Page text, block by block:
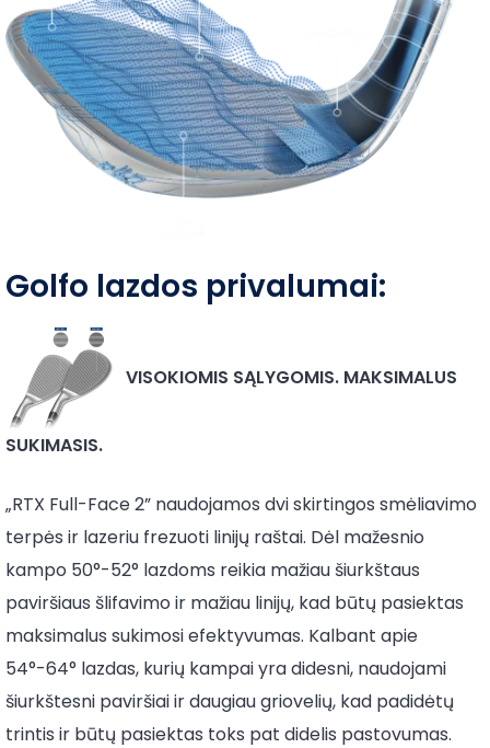
Golfo lazdos privalumai:
VISOKIOMIS SĄLYGOMIS. MAKSIMALUS
SUKIMASIS.
„RTX Full-Face 2” naudojamos dvi skirtingos smėliavimo
terpės ir lazeriu frezuoti linijų raštai. Dėl mažesnio
kampo 50°-52° lazdoms reikia mažiau šiurkštaus
paviršiaus šlifavimo ir mažiau linijų, kad būtų pasiektas
maksimalus sukimosi efektyvumas. Kalbant apie
54°-64° lazdas, kurių kampai yra didesni, naudojami
šiurkštesni paviršiai ir daugiau griovelių, kad padidėtų
trintis ir būtų pasiektas toks pat didelis pastovumas.